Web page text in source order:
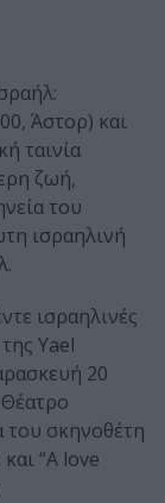
Άστορ) και
ταινία
ζωή,
του
ισραηλινή
ισραηλινές
Yael
20
του σκηνοθέτη
“A love